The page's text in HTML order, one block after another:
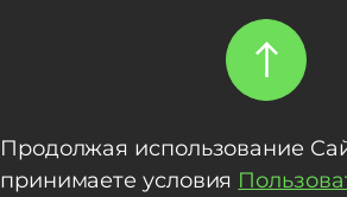
Продолжая использование
принимаете условия